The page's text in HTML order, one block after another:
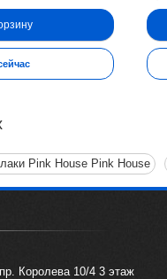
Pink House Pink House
Королева 10/4 3 этаж